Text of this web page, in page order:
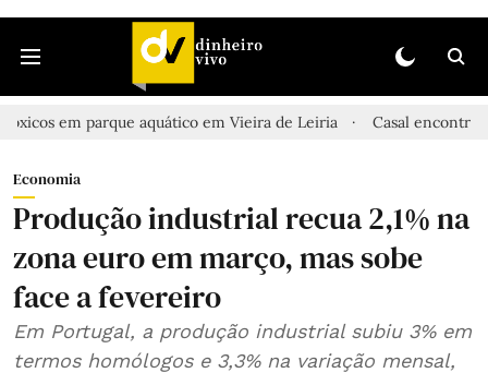
aquático em Vieira de Leiria Casal encontrado morto em
Economia
Produção industrial recua 2,1% na
zona euro em março, mas sobe
face a fevereiro
Em Portugal, a produção industrial subiu 3% em
termos homólogos e 3,3% na variação mensal,